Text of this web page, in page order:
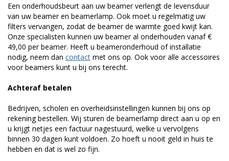
Een onderhoudsbeurt aan uw beamer verlengt de levensduur
van uw beamer en beamerlamp. Ook moet u regelmatig uw
filters vervangen, zodat de beamer de warmte goed kwijt kan.
Onze specialisten kunnen uw beamer al onderhouden vanaf €
49,00 per beamer. Heeft u beameronderhoud of installatie
nodig, neem dan contact met ons op. Ook voor alle accessoires
voor beamers kunt u bij ons terecht.
Achteraf betalen
Bedrijven, scholen en overheidsinstellingen kunnen bij ons op
rekening bestellen. Wij sturen de beamerlamp direct aan u op en
u krijgt netjes een factuur nagestuurd, welke u vervolgens
binnen 30 dagen kunt voldoen. Zo hoeft u nooit geld in huis te
hebben en dat is wel zo fijn.